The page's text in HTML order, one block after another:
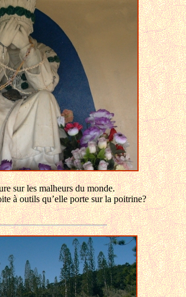
sur les malheurs du monde.
à outils qu’elle porte sur la poitrine?